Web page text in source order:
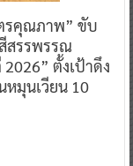
รคุณภาพ” ขับ
สรรพรรณ
ตั้งเป้าดึง
หมุนเวียน 10